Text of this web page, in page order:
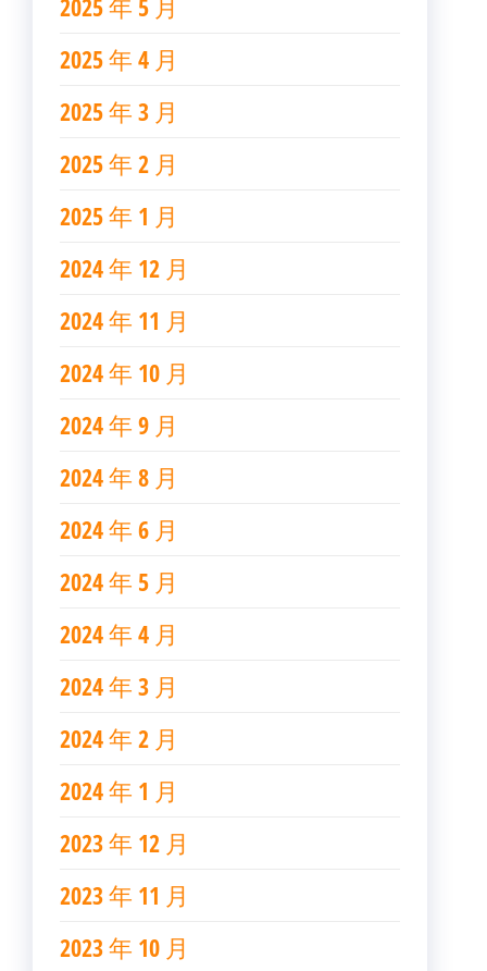
2025 年 5 月
2025 年 4 月
2025 年 3 月
2025 年 2 月
2025 年 1 月
2024 年 12 月
2024 年 11 月
2024 年 10 月
2024 年 9 月
2024 年 8 月
2024 年 6 月
2024 年 5 月
2024 年 4 月
2024 年 3 月
2024 年 2 月
2024 年 1 月
2023 年 12 月
2023 年 11 月
2023 年 10 月